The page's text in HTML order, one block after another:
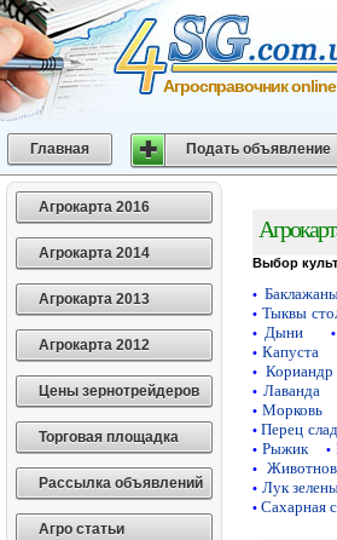
Агросправочник online
Главная Подать объявление
Агрокарта 2016
Агрокарта 2014
Агрокарта 2013
Агрокарта 2012
Цены зернотрейдеров
Торговая площадка
Рассылка объявлений
Агро статьи
Выбор
•
• Тыквы
• Дыни •
• Капуста
• Кориандр
• Лаванда
• Морковь
• Перец
• Рыжик •
•
• Лук
• Сахарная